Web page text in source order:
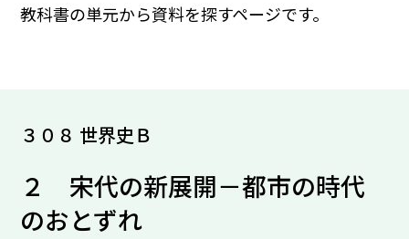
教科書の単元から資料を探すページです。
３０８ 世界史Ｂ
２ 宋代の新展開－都市の時代
のおとずれ